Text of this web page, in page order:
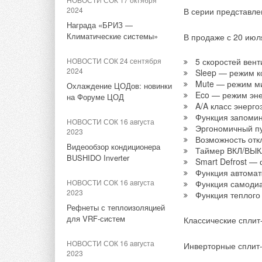
2024
Награда «БРИЗ —
Климатические системы»
НОВОСТИ СОК 24 сентября
2024
Охлаждение ЦОДов: новинки
на Форуме ЦОД
НОВОСТИ СОК 16 августа
2023
Видеообзор кондиционера
BUSHIDO Inverter
НОВОСТИ СОК 16 августа
2023
Рефнеты с теплоизоляцией
для VRF-систем
НОВОСТИ СОК 16 августа
2023
В серии
В продаже с 20
5 скоростей
Sleep — режим
Mute — режим
Eco — режим
A/A класс
Функция
Эргономичный
Возможность
Таймер ВКЛ/
Smart Defrost —
Функция
Функция
Функция теплого
Классические
Инверторные
«Терморос» примет участие
в Open Village
Выставка BAXI Expo и
Партнеры в Екатеринбурге
НОВОСТИ СОК 7 июля 2023
Екатеринбурге
воздуха
проходящего
термоголовка
Приобрести
Группа компаний «Терморос» Бренд Gekon
Комментарии
LONGi вновь установила
эффективности тандемных
солнечных элементов —
НОВОСТИ СОК 22 июля 2026
Германия подключила более
1 ГВт морской
В КНР ввели в строй «самую
высоковольтную» СНЭ
ёмкостью 9 ГВт*ч
ЕС одобрил финансирование
11 офшорных ветропарков во
Согласно
вынес решение о
Ульяновской
рублей. Ответчик